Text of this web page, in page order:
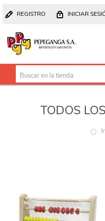
REGISTRO INICIAR
TODOS